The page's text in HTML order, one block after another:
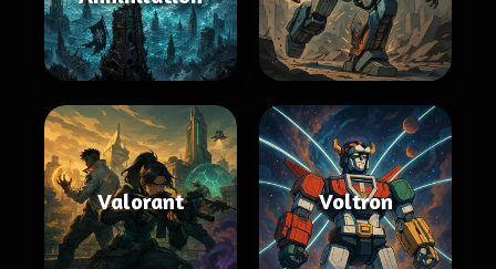
Valorant Voltron